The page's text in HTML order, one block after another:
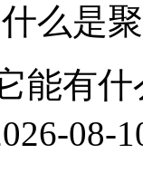
什么是
能有什
08-